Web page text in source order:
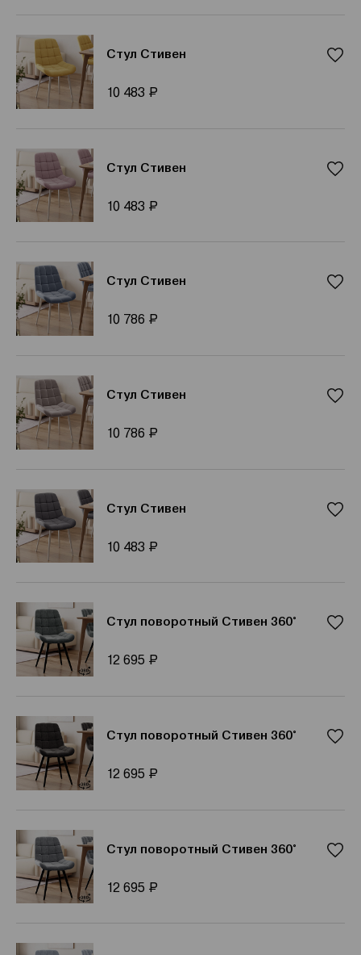
Стул Стивен
10 483 Р
Стул Стивен
10 483 Р
Стул Стивен
10 786 Р
Стул Стивен
10 786 Р
Стул Стивен
10 483 Р
Стул поворотный Стивен 360°
12 695 Р
Стул поворотный Стивен 360°
12 695 Р
Стул поворотный Стивен 360°
12 695 Р